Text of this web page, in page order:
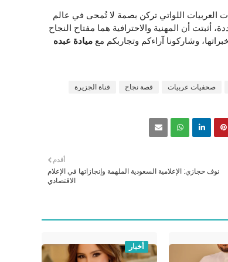
العربيات اللواتي تركن بصمة لا تُمحى في عالم
أثبتت أن المهنية والاحترافية هما مفتاح النجاح
وشاركونا آراءكم وتجاربكم مع ميادة عبده
صحفيات عربيات قصة نجاح
قناة الجزيرة
أقدم
نوف حجازي: الإعلامية السعودية الملهمة وإنجازاتها في الإعلام
الاقتصادي
أخبار